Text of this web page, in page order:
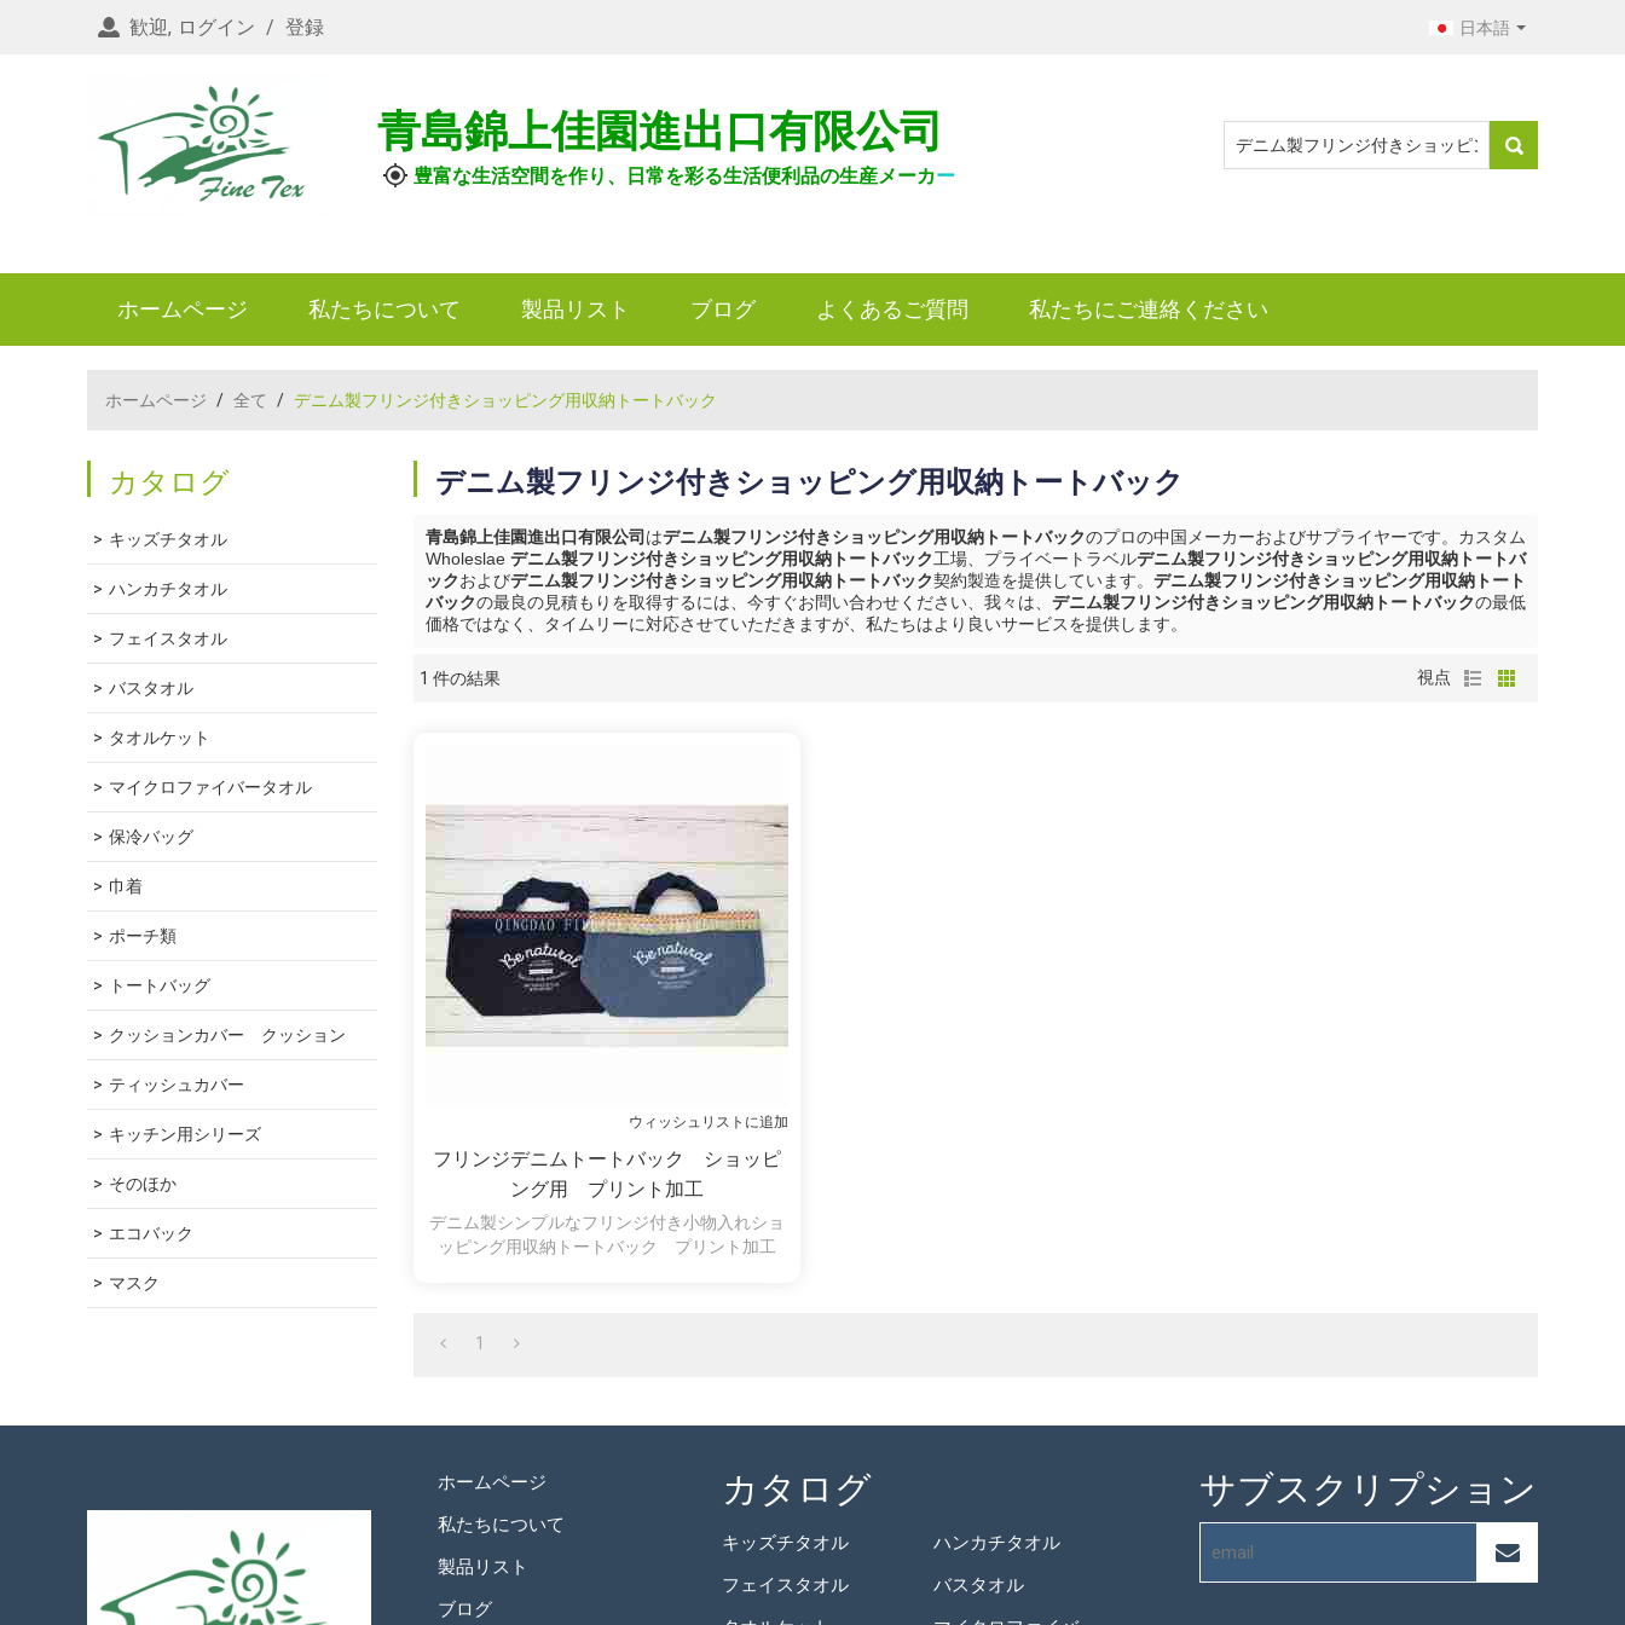
歓迎, ログイン / 登録 日本語
青島錦上佳園進出口有限公司
豊富な生活空間を作り、日常を彩る生活便利品の生産メーカー
ホームページ 私たちについて 製品リスト ブログ よくあるご質問 私たちにご連絡ください
ホームページ / 全て / デニム製フリンジ付きショッピング用収納トートバック
カタログ
キッズチタオル
ハンカチタオル
フェイスタオル
バスタオル
タオルケット
マイクロファイバータオル
保冷バッグ
巾着
ポーチ類
トートバッグ
クッションカバー　クッション
ティッシュカバー
キッチン用シリーズ
そのほか
エコバック
マスク
デニム製フリンジ付きショッピング用収納トートバック
青島錦上佳園進出口有限公司 はデニム製フリンジ付きショッピング用収納トートバックのプロの中国メーカーおよびサプライヤーです。カスタム
Wholeslae デニム製フリンジ付きショッピング用収納トートバック工場、プライベートラベルデニム製フリンジ付きショッピング用収納トートバ
ックおよびデニム製フリンジ付きショッピング用収納トートバック契約製造を提供しています。 デニム製フリンジ付きショッピング用収納トート
バックの最良の見積もりを取得するには、今すぐお問い合わせください、我々は、 デニム製フリンジ付きショッピング用収納トートバックの最低
価格ではなく、タイムリーに対応させていただきますが、私たちはより良いサービスを提供します。
1 件の結果 視点
ウィッシュリストに追加
フリンジデニムトートバック ショッピ
ング用 プリント加工
デニム製シンプルなフリンジ付き小物入れショ
ッピング用収納トートバック プリント加工
1
ホームページ
私たちについて
製品リスト
ブログ
カタログ
キッズチタオル
ハンカチタオル
フェイスタオル
バスタオル
サブスクリプション